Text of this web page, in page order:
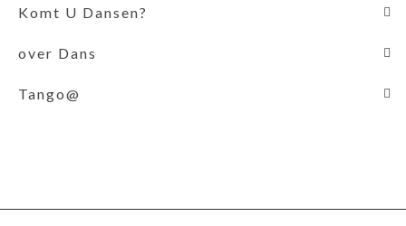
Komt U Dansen?
over Dans
Tango@